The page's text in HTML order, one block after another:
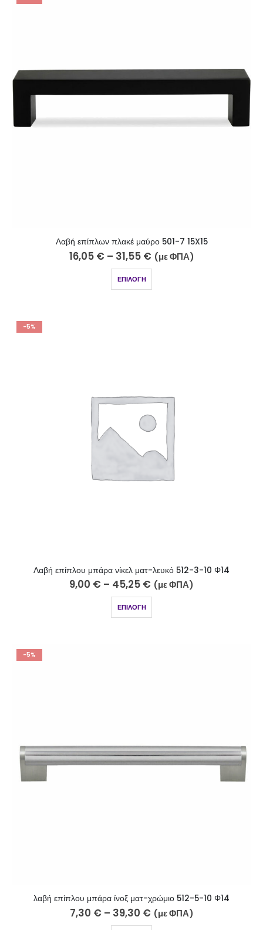
Λαβή επίπλων πλακέ μαύρο 501-7 15X15
16,05 € – 31,55 € (με ΦΠΑ)
ΕΠΙΛΟΓΉ
-5%
Λαβή επίπλου μπάρα νίκελ ματ-λευκό 512-3-10 Φ14
9,00 € – 45,25 € (με ΦΠΑ)
ΕΠΙΛΟΓΉ
-5%
λαβή επίπλου μπάρα ίνοξ ματ-χρώμιο 512-5-10 Φ14
7,30 € – 39,30 € (με ΦΠΑ)